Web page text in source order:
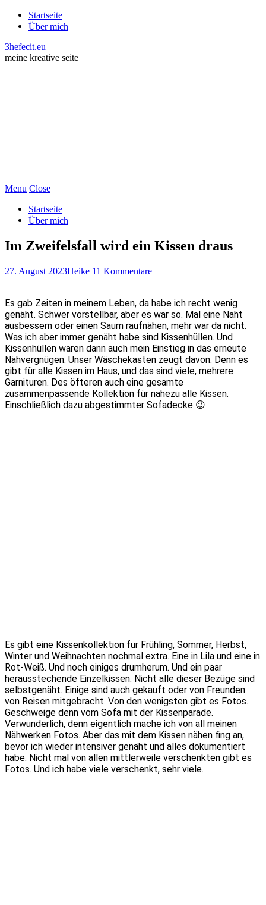
Startseite
Über mich
3hefecit.eu
meine kreative seite
Menu Close
Startseite
Über mich
Im Zweifelsfall wird ein Kissen draus
27. August 2023Heike 11 Kommentare
Es gab Zeiten in meinem Leben, da habe ich recht wenig
genäht. Schwer vorstellbar, aber es war so. Mal eine Naht
ausbessern oder einen Saum raufnähen, mehr war da nicht.
Was ich aber immer genäht habe sind Kissenhüllen. Und
Kissenhüllen waren dann auch mein Einstieg in das erneute
Nähvergnügen. Unser Wäschekasten zeugt davon. Denn es
gibt für alle Kissen im Haus, und das sind viele, mehrere
Garnituren. Des öfteren auch eine gesamte
zusammenpassende Kollektion für nahezu alle Kissen.
Einschließlich dazu abgestimmter Sofadecke 😉
Es gibt eine Kissenkollektion für Frühling, Sommer, Herbst,
Winter und Weihnachten nochmal extra. Eine in Lila und eine in
Rot-Weiß. Und noch einiges drumherum. Und ein paar
herausstechende Einzelkissen. Nicht alle dieser Bezüge sind
selbstgenäht. Einige sind auch gekauft oder von Freunden
von Reisen mitgebracht. Von den wenigsten gibt es Fotos.
Geschweige denn vom Sofa mit der Kissenparade.
Verwunderlich, denn eigentlich mache ich von all meinen
Nähwerken Fotos. Aber das mit dem Kissen nähen fing an,
bevor ich wieder intensiver genäht und alles dokumentiert
habe. Nicht mal von allen mittlerweile verschenkten gibt es
Fotos. Und ich habe viele verschenkt, sehr viele.